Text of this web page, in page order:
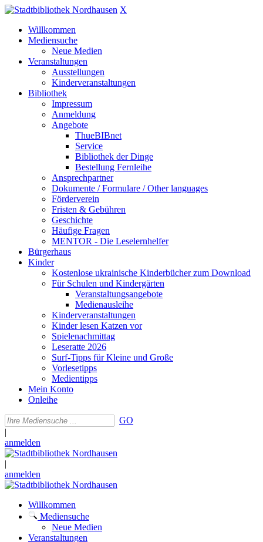
X
Willkommen
Mediensuche
Neue Medien
Veranstaltungen
Ausstellungen
Kinderveranstaltungen
Bibliothek
Impressum
Anmeldung
Angebote
ThueBIBnet
Service
Bibliothek der Dinge
Bestellung Fernleihe
Ansprechpartner
Dokumente / Formulare / Other languages
Förderverein
Fristen & Gebühren
Geschichte
Häufige Fragen
MENTOR - Die Leselernhelfer
Bürgerhaus
Kinder
Kostenlose ukrainische Kinderbücher zum Download
Für Schulen und Kindergärten
Veranstaltungsangebote
Medienausleihe
Kinderveranstaltungen
Kinder lesen Katzen vor
Spielenachmittag
Leseratte 2026
Surf-Tipps für Kleine und Große
Vorlesetipps
Medientipps
Mein Konto
Onleihe
GO
|
anmelden
|
anmelden
Willkommen
Mediensuche
Neue Medien
Veranstaltungen